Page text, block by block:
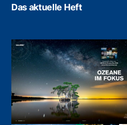
Das aktuelle Heft